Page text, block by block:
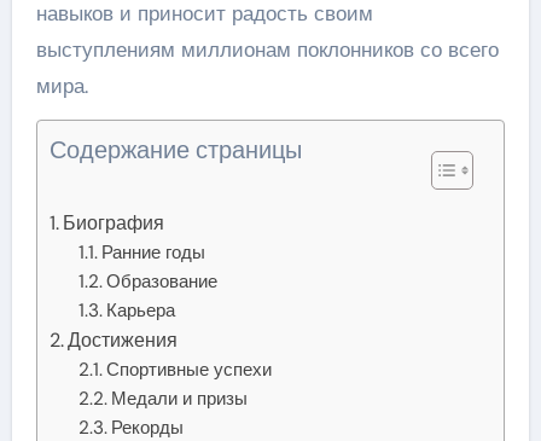
навыков и приносит радость своим
выступлениям миллионам поклонников со всего
мира.
Содержание страницы
Биография
Ранние годы
Образование
Карьера
Достижения
Спортивные успехи
Медали и призы
Рекорды